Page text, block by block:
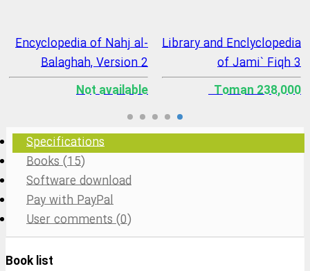
Library and Enclyclopedia
of Jami` Fiqh 3
238,000 Toman
Encyclopedia of Nahj al-
Balaghah, Version 2
Not available
Specifications
Books (15)
Software download
Pay with PayPal
User comments (0)
Book list